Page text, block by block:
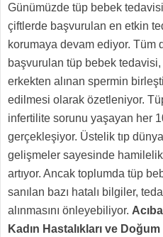
Günümüzde tüp bebek
çiftlerde başvurulan en etkin
korumaya devam ediyor. Tüm
başvurulan tüp bebek
erkekten alınan spermin
edilmesi olarak özetleniyor.
infertilite sorunu yaşayan her
gerçekleşiyor. Üstelik tıp
gelişmeler sayesinde
artıyor. Ancak toplumda tüp
sanılan bazı hatalı bilgiler,
alınmasını önleyebiliyor.
Kadın Hastalıkları ve